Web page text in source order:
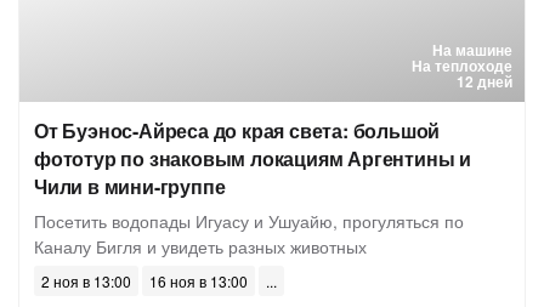
На машине
На теплоходе
12 дней
От Буэнос-Айреса до края света: большой
фототур по знаковым локациям Аргентины и
Чили в мини-группе
Посетить водопады Игуасу и Ушуайю, прогуляться по
Каналу Бигля и увидеть разных животных
2 ноя в 13:00 16 ноя в 13:00